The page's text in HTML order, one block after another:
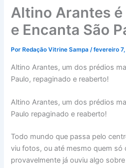
Altino Arantes é
e Encanta São
Por Redação Vitrine Sampa/fevereiro
Altino Arantes, um dos prédios
Paulo, repaginado e reaberto!
Altino Arantes, um dos prédios
Paulo repaginado e reaberto!
Todo mundo que passa pelo
viu fotos, ou até mesmo quem só
provavelmente já ouviu algo